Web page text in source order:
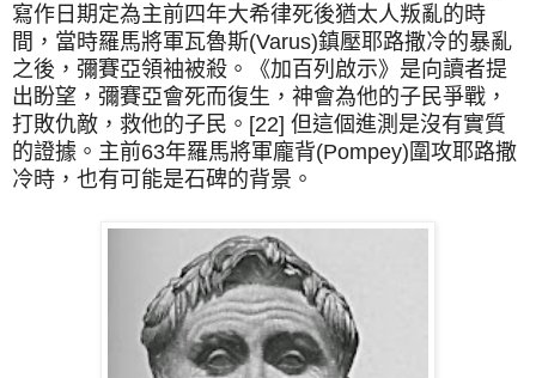
寫作日期定為主前四年大希律死後猶太人叛亂的時
間，當時羅馬將軍瓦魯斯(Varus)鎮壓耶路撒冷的暴亂
之後，彌賽亞領袖被殺。《加百列啟示》是向讀者提
出盼望，彌賽亞會死而復生，神會為他的子民爭戰，
打敗仇敵，救他的子民。[22] 但這個進測是沒有實質
的證據。主前63年羅馬將軍龐背(Pompey)圍攻耶路撒
冷時，也有可能是石碑的背景。